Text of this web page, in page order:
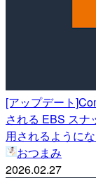
[アップデート
される EBS スナ
用されるように
おつまみ
2026.02.27